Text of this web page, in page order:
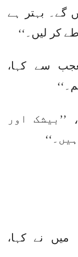
گے۔ بہتر ہے
کر لیں۔‘‘
سے کہا،
’’بیشک اور
میں نے کہا،